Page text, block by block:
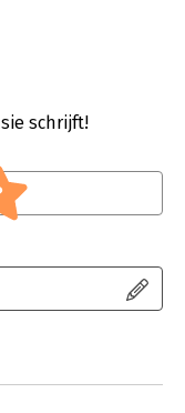
bronnen zijn
aandacht voor
pesten en
voor leerlingen
professioneel
schrijft!